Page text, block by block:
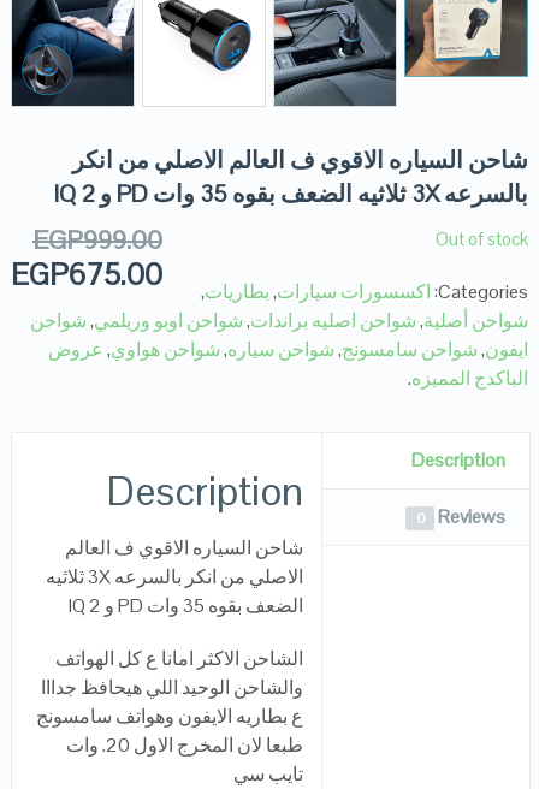
شاحن السياره الاقوي ف العالم الاصلي من انكر
بالسرعه 3X ثلاثيه الضعف بقوه 35 وات PD و IQ 2
EGP999.00
EGP675.00
Out of stock
Categories: اكسسورات سيارات,بطاريات,
شواحن أصلية,شواحن اصليه براندات,شواحن اوبو وريلمي,شواحن
ايفون,شواحن سامسونج,شواحن سياره,شواحن هواوي, عروض
الباكدج المميزه.
Description
Reviews
0
Description
شاحن السياره الاقوي ف العالم
الاصلي من انكر بالسرعه 3X ثلاثيه
الضعف بقوه 35 وات PD و IQ 2
الشاحن الاكثر امانا ع كل الهواتف
والشاحن الوحيد اللي هيحافظ جدااا
ع بطاريه الايفون وهواتف سامسونج
طبعا لان المخرج الاول 20. وات
تايب سي